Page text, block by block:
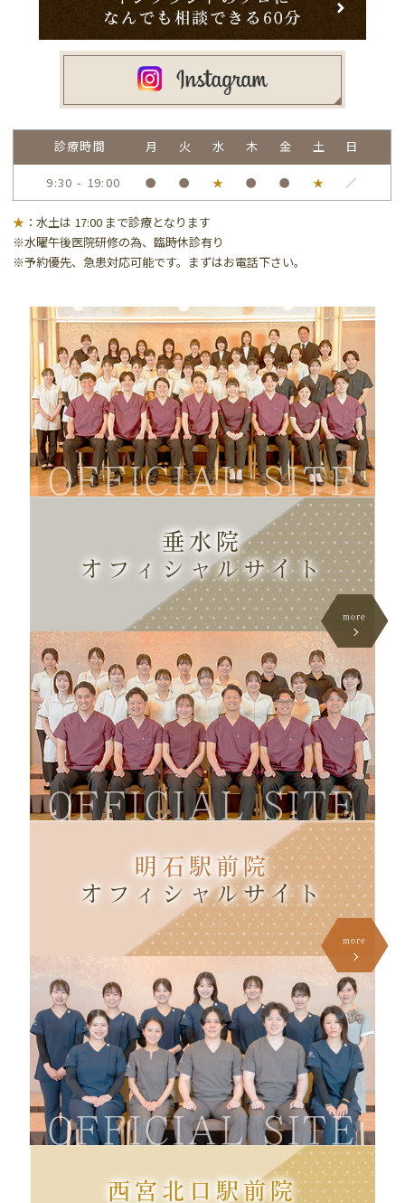
診療時間 月 火 水 木 金 土 日
9:30 - 19:00 ● ● ★ ● ● ★ ／
★ ：水土は 17:00 まで診療となります
※水曜午後医院研修の為、臨時休診有り
※予約優先、急患対応可能です。まずはお電話下さい。
OFFICIAL SITE
垂水院
オフィシャルサイト
more
OFFICIAL SITE
明石駅前院
オフィシャルサイト
more
OFFICIAL SITE
西宮北口駅前院